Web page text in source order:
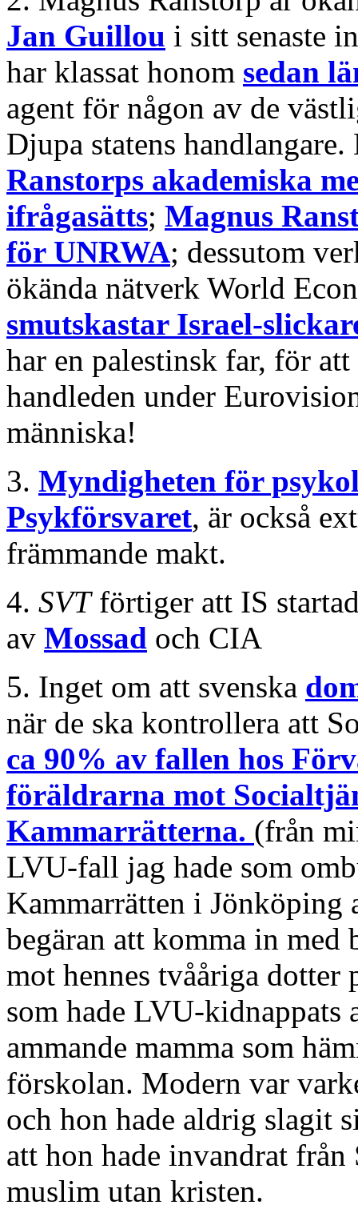
Jan Guillou i sitt senaste
har klassat honom sedan
agent för någon av de
Djupa statens
Ranstorps akademiska
ifrågasätts; Magnus
för UNRWA; dessutom
ökända nätverk World
smutskastar Israel-
har en palestinsk far, för
handleden under
människa!
3. Myndigheten för
Psykförsvaret, är också
främmande makt.
4. SVTförtiger att IS
av Mossad och CIA
5. Inget om att svenska
när de ska kontrollera att
ca 90% av fallen hos
föräldrarna mot
Kammarrätterna. (från
LVU-fall jag hade som
Kammarrätten i Jönköping
begäran att komma in med
mot hennes tvååriga
som hade LVU-kidnappats
ammande mamma som
förskolan. Modern var
och hon hade aldrig slagit
att hon hade invandrat
muslim utan kristen.